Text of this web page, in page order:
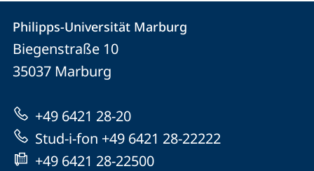
Kontakt
und
Informationen
zur
Website
Kontaktinformationen
Philipps-
Universität
Marburg
Philipps-Universität Marburg
Biegenstraße 10
35037 Marburg
+49 6421 28-20
Stud-i-fon +49 6421 28-22222
+49 6421 28-22500